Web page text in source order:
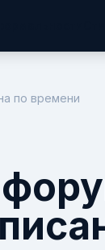
по времени